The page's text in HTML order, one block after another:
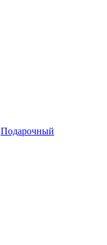
Подарочный